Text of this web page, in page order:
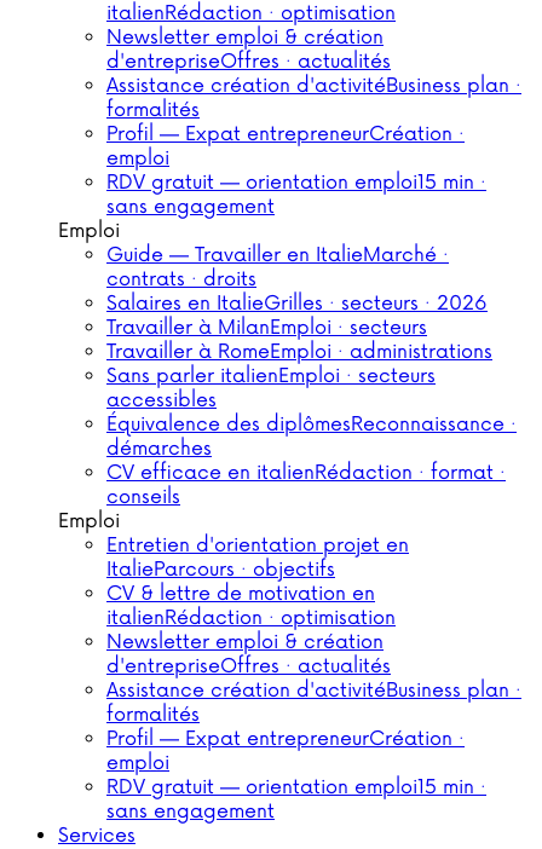
italienRédaction · optimisation
Newsletter emploi & création
d'entrepriseOffres · actualités
Assistance création d'activitéBusiness plan ·
formalités
Profil — Expat entrepreneurCréation ·
emploi
RDV gratuit — orientation emploi15 min ·
sans engagement
Emploi
Guide — Travailler en ItalieMarché ·
contrats · droits
Salaires en ItalieGrilles · secteurs · 2026
Travailler à MilanEmploi · secteurs
Travailler à RomeEmploi · administrations
Sans parler italienEmploi · secteurs
accessibles
Équivalence des diplômesReconnaissance ·
démarches
CV efficace en italienRédaction · format ·
conseils
Emploi
Entretien d'orientation projet en
ItalieParcours · objectifs
CV & lettre de motivation en
italienRédaction · optimisation
Newsletter emploi & création
d'entrepriseOffres · actualités
Assistance création d'activitéBusiness plan ·
formalités
Profil — Expat entrepreneurCréation ·
emploi
RDV gratuit — orientation emploi15 min ·
sans engagement
Services